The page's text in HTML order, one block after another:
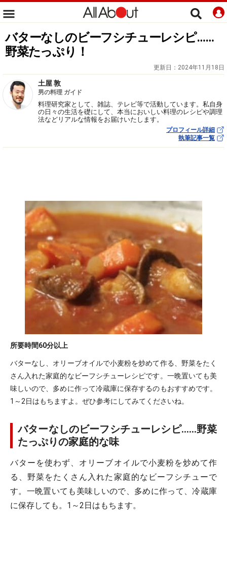
バターなしのビーフシチューレシピ……
野菜たっぷり！
更新日： 2024年11月18日
土屋 敦
男の料理 ガイド
料理研究家として、雑誌、テレビ等で活動しています。私自身
の日々の生活を礎にして、本当においしい料理のレシピや調理
法などリアルな情報をお届けいたします。
プロフィール詳細
執筆記事一覧
所要時間60分以上
バターなし、オリーブオイルで小麦粉を炒めて作る、野菜をたく
さん入れた家庭的なビーフシチューレシピです。一晩置いても美
味しいので、多めに作って冷蔵庫に保存するのもおすすめです。
1～2日はもちますよ。ぜひ参考にしてみてくださいね。
バターなしのビーフシチューレシピ……野菜
たっぷりの家庭的な味
バターを使わず、オリーブオイルで小麦粉を炒めて作
る、野菜をたくさん入れた家庭的なビーフシチューで
す。一晩置いても美味しいので、多めに作って、冷蔵庫
に保存しても。1～2日はもちます。